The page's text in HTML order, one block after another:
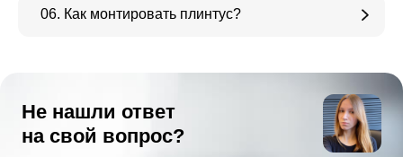
06. Как монтировать плинтус?
Не нашли ответ
на свой вопрос?